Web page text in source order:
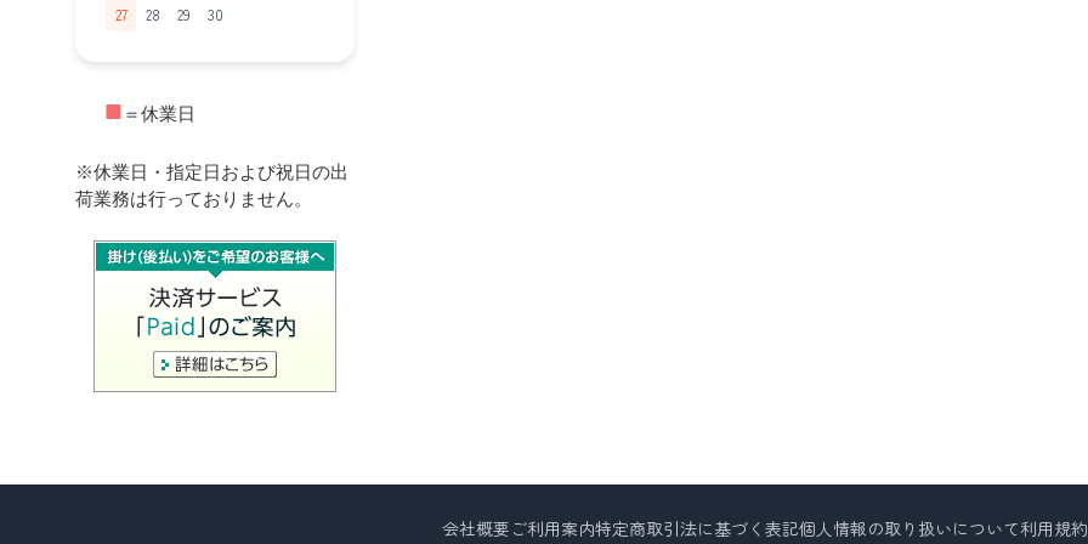
27
28 29 30
■ ＝休業日
※休業日・指定日および祝日の出
荷業務は行っておりません。
会社概要 ご利用案内特定商取引法に基づく表記個人情報の取り扱いについて利用規約